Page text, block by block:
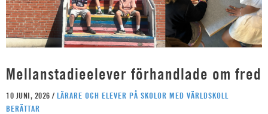
Mellanstadieelever förhandlade om fred
10 JUNI, 2026 / LÄRARE OCH ELEVER PÅ SKOLOR MED VÄRLDSKOLL
BERÄTTAR